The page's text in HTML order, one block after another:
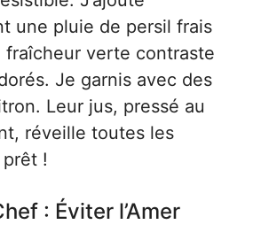
une pluie de persil frais
fraîcheur verte contraste
Je garnis avec des
Leur jus, pressé au
réveille toutes les
prêt !
: Éviter l’Amer